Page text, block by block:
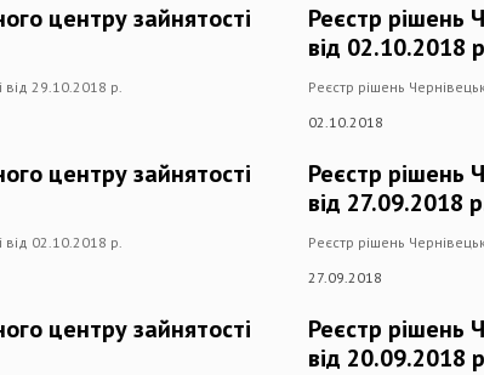
центру зайнятості
від 29.10.2018 р.
центру зайнятості
від 02.10.2018 р.
центру зайнятості
Реєстр рішень
від 02.10.2018
Реєстр рішень
02.10.2018
Реєстр рішень
від 27.09.2018
Реєстр рішень
27.09.2018
Реєстр рішень
від 20.09.2018